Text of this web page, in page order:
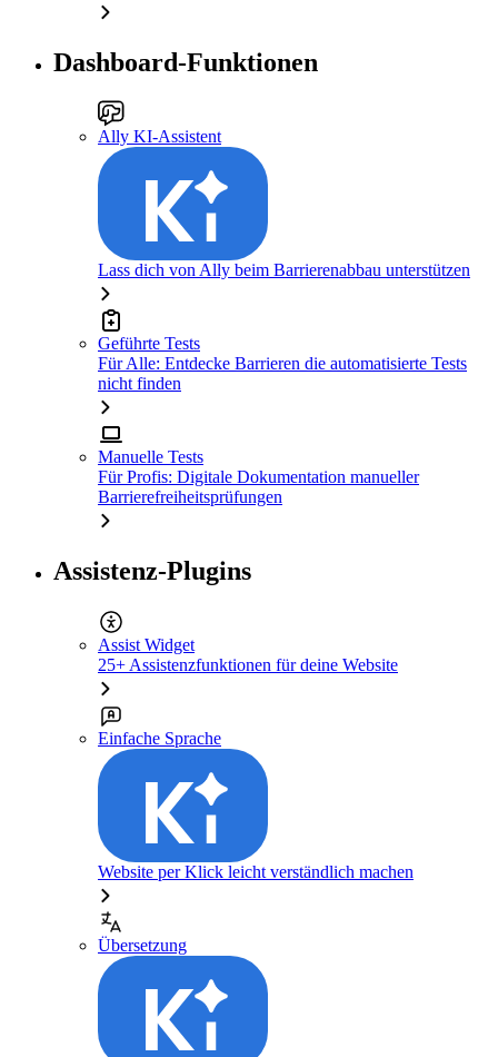
Dashboard-Funktionen
Ally KI-Assistent
Lass dich von Ally beim Barrierenabbau unterstützen
Geführte Tests
Für Alle: Entdecke Barrieren die automatisierte Tests
nicht finden
Manuelle Tests
Für Profis: Digitale Dokumentation manueller
Barrierefreiheitsprüfungen
Assistenz-Plugins
Assist Widget
25+ Assistenzfunktionen für deine Website
Einfache Sprache
Website per Klick leicht verständlich machen
Übersetzung